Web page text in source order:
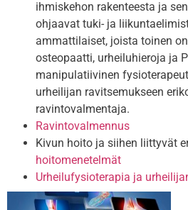
ihmiskehon rakenteesta ja
ohjaavat tuki- ja
ammattilaiset, joista toinen
osteopaatti, urheiluhieroja ja
manipulatiivinen
urheilijan ravitsemukseen
ravintovalmentaja.
Ravintovalmennus
Kivun hoito ja siihen liittyvät
hoitomenetelmät
Urheilufysioterapia ja